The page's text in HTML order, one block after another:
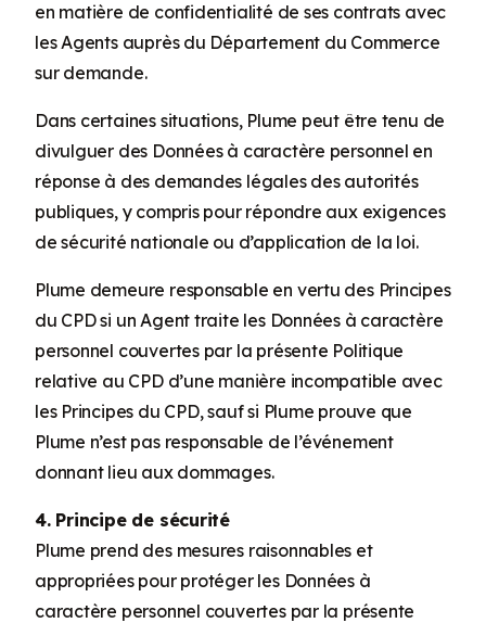
en matière de confidentialité de ses contrats avec
les Agents auprès du Département du Commerce
sur demande.
Dans certaines situations, Plume peut être tenu de
divulguer des Données à caractère personnel en
réponse à des demandes légales des autorités
publiques, y compris pour répondre aux exigences
de sécurité nationale ou d’application de la loi.
Plume demeure responsable en vertu des Principes
du CPD si un Agent traite les Données à caractère
personnel couvertes par la présente Politique
relative au CPD d’une manière incompatible avec
les Principes du CPD, sauf si Plume prouve que
Plume n’est pas responsable de l’événement
donnant lieu aux dommages.
4. Principe de sécurité
Plume prend des mesures raisonnables et
appropriées pour protéger les Données à
caractère personnel couvertes par la présente